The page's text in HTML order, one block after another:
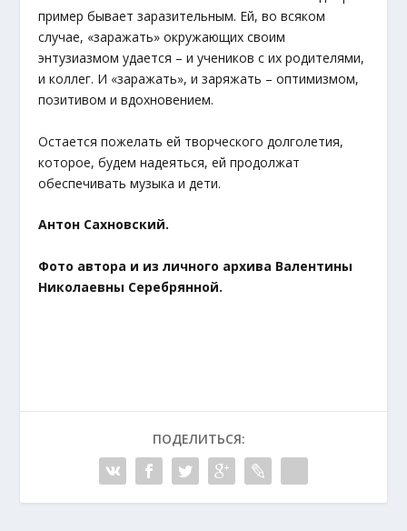
пример бывает заразительным. Ей, во всяком
случае, «заражать» окружающих своим
энтузиазмом удается – и учеников с их родителями,
и коллег. И «заражать», и заряжать – оптимизмом,
позитивом и вдохновением.
Остается пожелать ей творческого долголетия,
которое, будем надеяться, ей продолжат
обеспечивать музыка и дети.
Антон Сахновский.
Фото автора и из личного архива Валентины
Николаевны Серебрянной.
ПОДЕЛИТЬСЯ: